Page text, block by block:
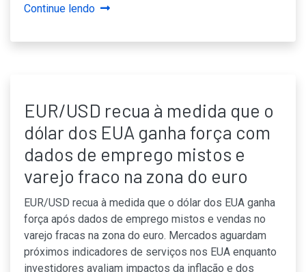
Continue lendo
EUR/USD recua à medida que o
dólar dos EUA ganha força com
dados de emprego mistos e
varejo fraco na zona do euro
EUR/USD recua à medida que o dólar dos EUA ganha
força após dados de emprego mistos e vendas no
varejo fracas na zona do euro. Mercados aguardam
próximos indicadores de serviços nos EUA enquanto
investidores avaliam impactos da inflação e dos